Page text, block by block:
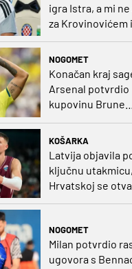
igra Istra, a mi
za Krovinovićem i
NOGOMET
Konačan kraj
Arsenal potvrdio
kupovinu Brune
KOŠARKA
Latvija objavila
ključnu utakmicu,
Hrvatskoj se
velika prilika
NOGOMET
Milan potvrdio
ugovora s